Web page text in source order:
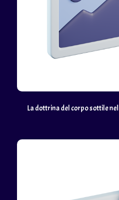
La dottrina del corpo sottile